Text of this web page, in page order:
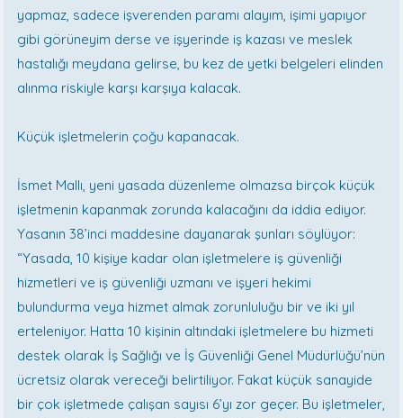
yapmaz, sadece işverenden paramı alayım, işimi yapıyor
gibi görüneyim derse ve işyerinde iş kazası ve meslek
hastalığı meydana gelirse, bu kez de yetki belgeleri elinden
alınma riskiyle karşı karşıya kalacak.
Küçük işletmelerin çoğu kapanacak.
İsmet Mallı, yeni yasada düzenleme olmazsa birçok küçük
işletmenin kapanmak zorunda kalacağını da iddia ediyor.
Yasanın 38’inci maddesine dayanarak şunları söylüyor:
“Yasada, 10 kişiye kadar olan işletmelere iş güvenliği
hizmetleri ve iş güvenliği uzmanı ve işyeri hekimi
bulundurma veya hizmet almak zorunluluğu bir ve iki yıl
erteleniyor. Hatta 10 kişinin altındaki işletmelere bu hizmeti
destek olarak İş Sağlığı ve İş Güvenliği Genel Müdürlüğü’nün
ücretsiz olarak vereceği belirtiliyor. Fakat küçük sanayide
bir çok işletmede çalışan sayısı 6’yı zor geçer. Bu işletmeler,